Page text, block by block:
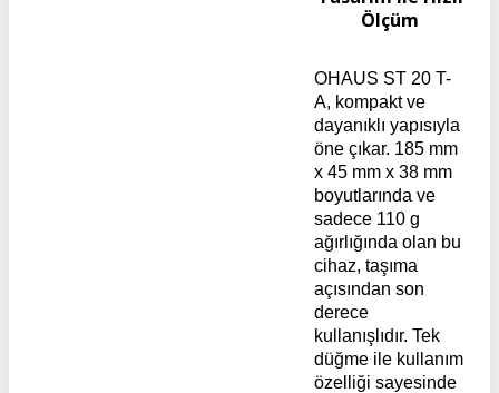
Ölçüm
OHAUS ST 20 T-
A, kompakt ve
dayanıklı yapısıyla
öne çıkar. 185 mm
x 45 mm x 38 mm
boyutlarında ve
sadece 110 g
ağırlığında olan bu
cihaz, taşıma
açısından son
derece
kullanışlıdır. Tek
düğme ile kullanım
özelliği sayesinde